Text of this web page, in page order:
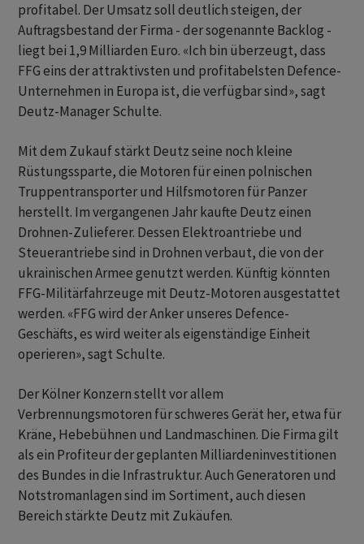
profitabel. Der Umsatz soll deutlich steigen, der
Auftragsbestand der Firma - der sogenannte Backlog -
liegt bei 1,9 Milliarden Euro. «Ich bin überzeugt, dass
FFG eins der attraktivsten und profitabelsten Defence-
Unternehmen in Europa ist, die verfügbar sind», sagt
Deutz-Manager Schulte.
Mit dem Zukauf stärkt Deutz seine noch kleine
Rüstungssparte, die Motoren für einen polnischen
Truppentransporter und Hilfsmotoren für Panzer
herstellt. Im vergangenen Jahr kaufte Deutz einen
Drohnen-Zulieferer. Dessen Elektroantriebe und
Steuerantriebe sind in Drohnen verbaut, die von der
ukrainischen Armee genutzt werden. Künftig könnten
FFG-Militärfahrzeuge mit Deutz-Motoren ausgestattet
werden. «FFG wird der Anker unseres Defence-
Geschäfts, es wird weiter als eigenständige Einheit
operieren», sagt Schulte.
Der Kölner Konzern stellt vor allem
Verbrennungsmotoren für schweres Gerät her, etwa für
Kräne, Hebebühnen und Landmaschinen. Die Firma gilt
als ein Profiteur der geplanten Milliardeninvestitionen
des Bundes in die Infrastruktur. Auch Generatoren und
Notstromanlagen sind im Sortiment, auch diesen
Bereich stärkte Deutz mit Zukäufen.